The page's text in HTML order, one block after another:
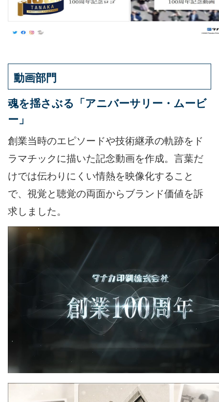
動画部門
魂を揺さぶる「アニバーサリー・ムービ
ー」
創業当時のエピソードや技術継承の軌跡をド
ラマチックに描いた記念動画を作成。言葉だ
けでは伝わりにくい情熱を映像化すること
で、視覚と聴覚の両面からブランド価値を訴
求しました。